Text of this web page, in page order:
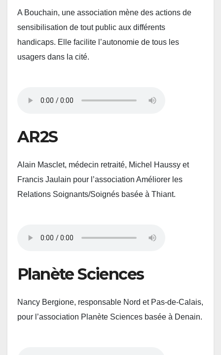
A Bouchain, une association mène des actions de
sensibilisation de tout public aux différents
handicaps. Elle facilite l’autonomie de tous les
usagers dans la cité.
AR2S
Alain Masclet, médecin retraité, Michel Haussy et
Francis Jaulain pour l’association Améliorer les
Relations Soignants/Soignés basée à Thiant.
Planète Sciences
Nancy Bergione, responsable Nord et Pas-de-Calais,
pour l’association Planète Sciences basée à Denain.